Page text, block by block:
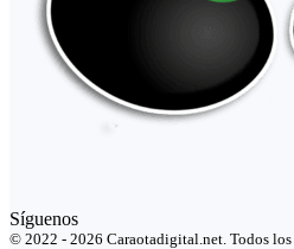
Síguenos
© 2022 - 2026 Caraotadigital.net. Todos los